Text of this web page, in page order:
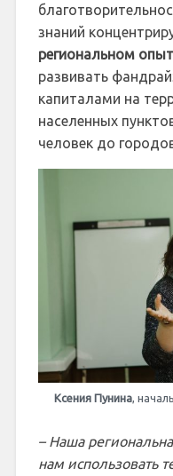
знаний
региональном
развивать
капиталами на
населенных
человек до
Ксения Пунина,
– Наша
нам использовать